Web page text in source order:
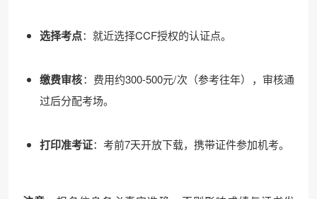
选择考点：就近选择CCF授权的认证点。
缴费审核：费用约300-500元/次（参考往年），审核通
过后分配考场。
打印准考证：考前7天开放下载，携带证件参加机考。